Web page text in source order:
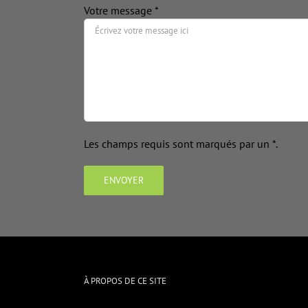
Votre message *
Les champs requis sont marqués par un *.
À PROPOS DE CE SITE